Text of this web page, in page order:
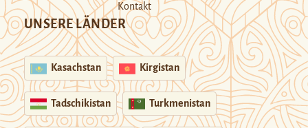
Kontakt
UNSERE LÄNDER
Kasachstan Kirgistan
Tadschikistan Turkmenistan